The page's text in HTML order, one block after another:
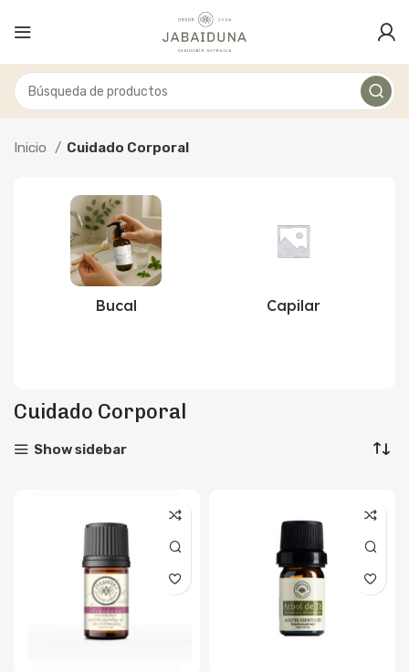
Inicio Cuidado Corporal
Bucal Capilar
Cuidado Corporal
Show sidebar